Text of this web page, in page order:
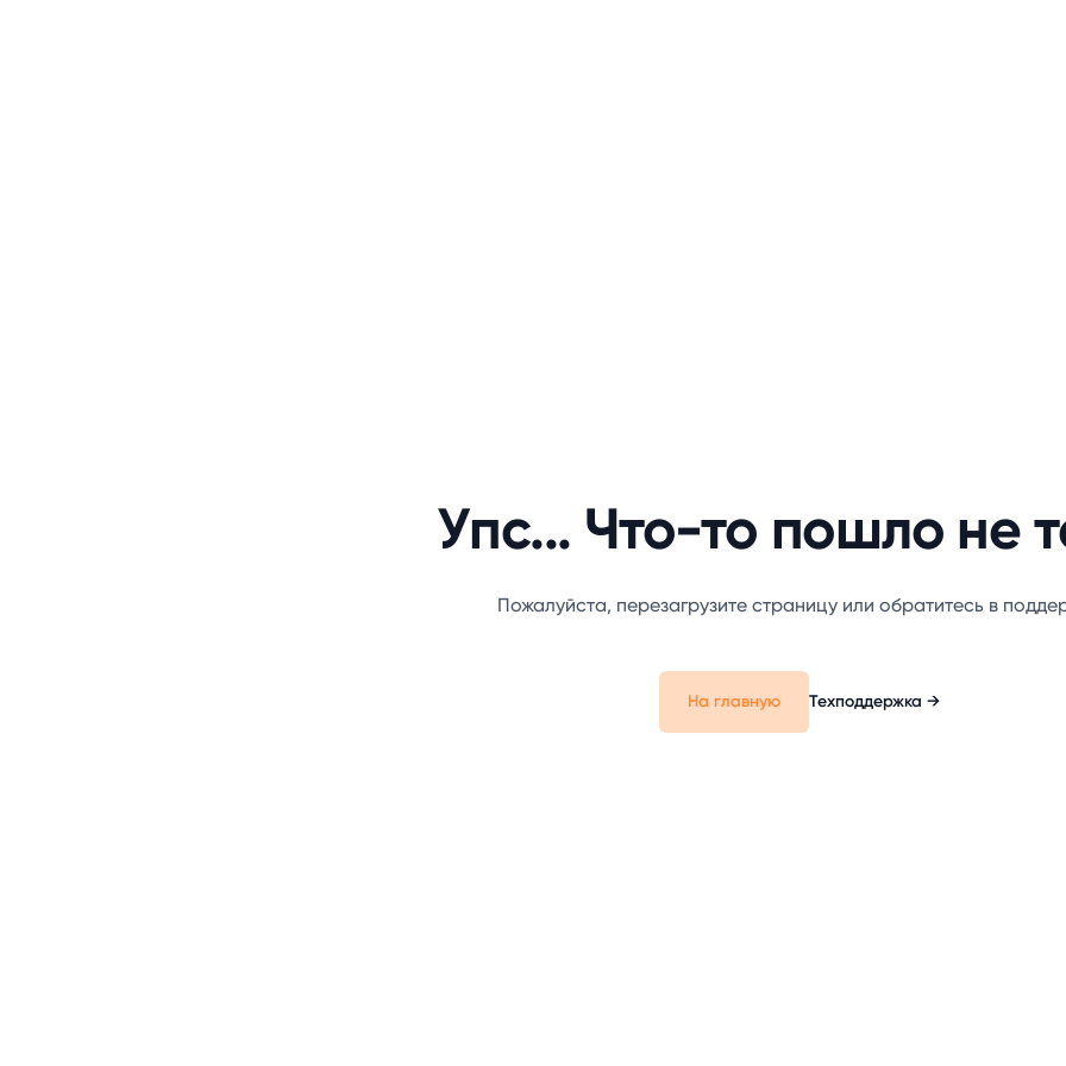
Упс... Что-то пошло не
Пожалуйста, перезагрузите страницу или обратитесь в
На главную Техподдержка →